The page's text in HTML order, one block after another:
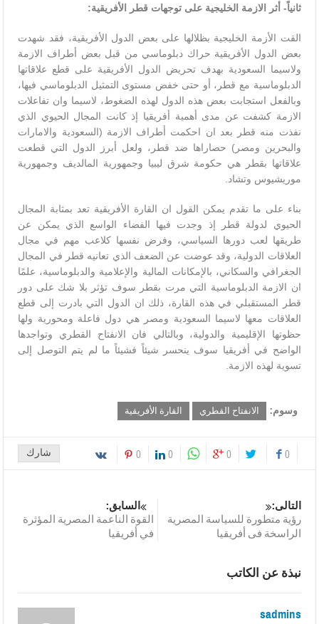
ثانياً- أثر الازمة الخليجية على توجهات قطر الأفريقية:
القت الأزمة الخليجية بظلالها على بعض الدول الأفريقية، فقد شهدت
بعض الدول الأفريقية حراك دبلوماسي من قبل بعض أطراف الازمة
ولاسيما السعودية بهدف تحريض الدول الأفريقية على قطع علاقاتها
الدبلوماسية مع قطر، أو حتى خفض مستوى التمثيل الدبلوماسي فيها،
وبالفعل استجابت بعض هذه الدول لهذه الضغوط، لاسيما وان تفاعلات
الازمة كشفت عن مدى أهمية أفريقيا إذ كانت المجال الحيوي الذي
نفذت منه قطر بعد ان احكمت أطراف الازمة (السعودية والامارات
والبحرين ومصر) حصاراها ضد قطر، ولعل أبرز الدول التي قطعت
علاقاتها بقطر هي حكومة شرق ليبيا وجمهورية المالديف وجمهورية
موريشيوس وتشاد.
بناء على ما تقدم يمكن القول ان القارة الأفريقية تعد بمثابة المجال
الحيوي لدولة قطر إذ وجدت فيها الفضاء الواسع الذي يمكن عن
طريقها لعب دورها السياسي، وفرض نفسها كلاعب مهم في مجال
العلاقات الدولية، وقد عوضت عن الضعف الذي تعانيه قطر في المجال
الجغرافي والسكاني، بالإمكانات المالية والإعلامية والدبلوماسية، علمًا
ان الازمة الدبلوماسية التي مرت بقطر سوف تؤثر بلا شك على دور
قطر المستقبلي في هذه القارة، ذلك ان الدول التي بادرت إلى قطع
العلاقات معها لاسيما السعودية ومصر هي دول فاعلة ومحورية ولها
حظوتها الإقليمية والدولية، وبالتالي فان الانفتاح القطري وتواجدها
الواضح في أفريقيا سوف ينحسر شيئاً فشيئاً ما لم يتم التوصل إلى
تسوية لهذه الازمة.
وسوم: الانفتاح القطري القارة الأفريقية
شارك 0
0
0
0
السابق:
القوة الناعمة المصرية المؤثرة
في أفريقيا
التالى:
رؤية متطورة للسياسة المصرية
الراسخة فى أفريقيا‎
نبذة عن الكاتب
sadmins